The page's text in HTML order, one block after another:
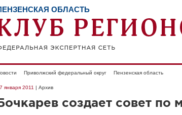
ОБЛАСТЬ
Приволжский федеральный округ Пензенская область
января 2011 | Архив
создает совет по